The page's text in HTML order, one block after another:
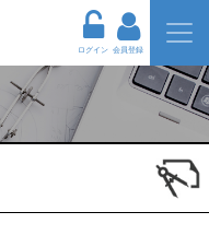
ログイン 会員登録